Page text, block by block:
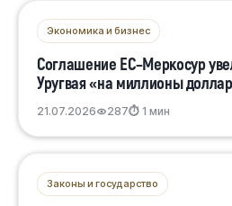
Экономика и бизнес
Соглашение ЕС–Меркосур
Уругвая «на миллионы
21.07.2026 287⏱ 1 мин
Законы и государство